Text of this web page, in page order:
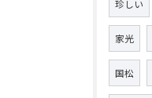
珍しい
家光
国松